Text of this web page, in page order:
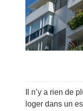
Il n’y a rien de
loger dans un